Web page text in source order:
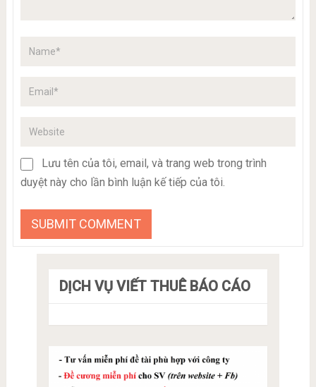
Lưu tên của tôi, email, và trang web trong trình
duyệt này cho lần bình luận kế tiếp của tôi.
DỊCH VỤ VIẾT THUÊ BÁO CÁO